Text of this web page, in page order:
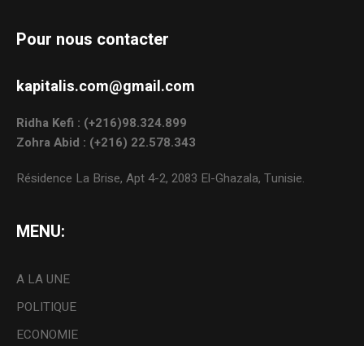
Pour nous contacter
kapitalis.com@gmail.com
Ridha Kefi : (+216)98.324.899
Zohra Abid : (+216) 22.578.343
Résidence La Brise, Apt 4-2, 2083 El-Ghazala, Tunisie.
MENU:
A LA UNE
POLITIQUE
ECONOMIE